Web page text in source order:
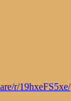
r/19hxeFS5xe/